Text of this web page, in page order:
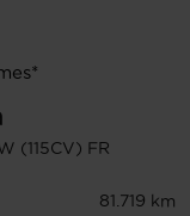
(115CV) FR
81.719 km